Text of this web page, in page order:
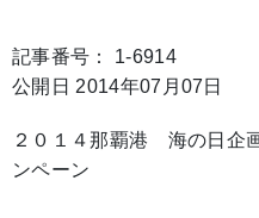
記事番号： 1-6914
公開日 2014年07月07日
２０１４那覇港 海の日企
ンペーン